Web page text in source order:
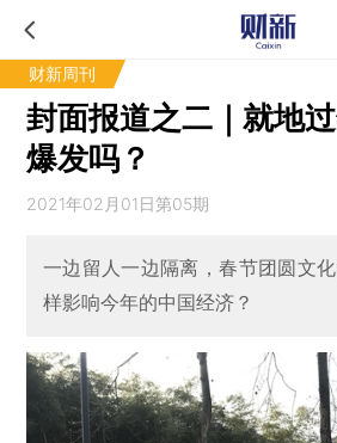
财新周刊
封面报道之二｜就地
爆发吗？
2021年02月01日第05期
一边留人一边隔离，春节团圆文
样影响今年的中国经济？